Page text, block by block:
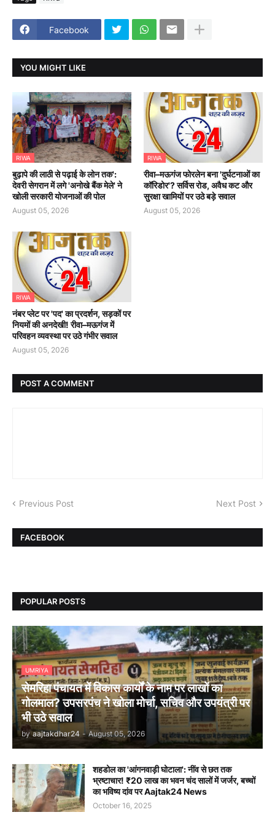
Facebook
YOU MIGHT LIKE
RIWA
बुढ़ापे की लाठी से पढ़ाई के लोन तक':
देवरी सेगरान में लगे 'अनोखे बैंक मेले' ने
खोली सरकारी योजनाओं की पोल
August 05, 2026
RIWA
रीवा–मऊगंज फोरलेन बना 'दुर्घटनाओं का
कॉरिडोर'? सर्विस रोड, अवैध कट और
सुरक्षा खामियों पर उठे बड़े सवाल
August 05, 2026
RIWA
नंबर प्लेट पर 'पद' का प्रदर्शन, सड़कों पर
नियमों की अनदेखी! रीवा–मऊगंज में
परिवहन व्यवस्था पर उठे गंभीर सवाल
August 05, 2026
POST A COMMENT
Previous Post Next Post
FACEBOOK
POPULAR POSTS
UMRIYA
सेमरिहा पंचायत में विकास कार्यों के नाम पर लाखों का
गोलमाल? उपसरपंच ने खोला मोर्चा, सचिव और उपयंत्री पर
भी उठे सवाल
by aajtakdhar24 - August 05, 2026
शहडोल का 'आंगनवाड़ी घोटाला': नींव से छत तक
भ्रष्टाचार! ₹20 लाख का भवन चंद सालों में जर्जर, बच्चों
का भविष्य दांव पर Aajtak24 News
October 16, 2025